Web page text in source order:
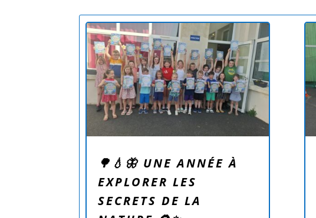
🌳💧🦋 UNE ANNÉE À
EXPLORER LES
SECRETS DE LA